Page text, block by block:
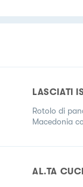
LASCIATI
Rotolo di
Macedonia
AL.TA